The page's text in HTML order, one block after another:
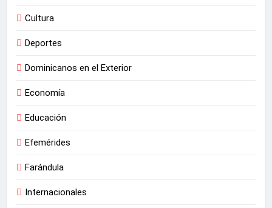
Cultura
Deportes
Dominicanos en el Exterior
Economía
Educación
Efemérides
Farándula
Internacionales